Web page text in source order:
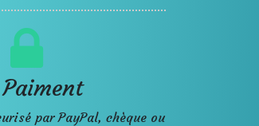
par PayPal, chèque ou